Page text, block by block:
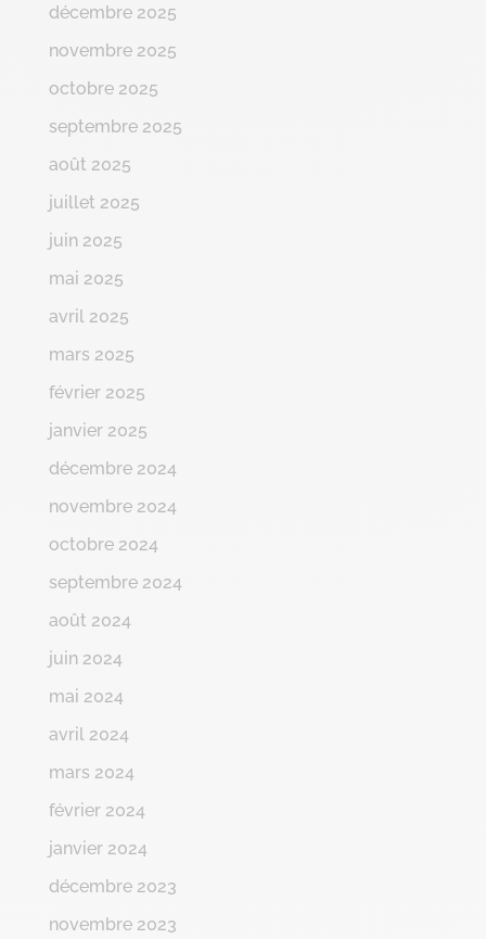
décembre 2025
novembre 2025
octobre 2025
septembre 2025
août 2025
juillet 2025
juin 2025
mai 2025
avril 2025
mars 2025
février 2025
janvier 2025
décembre 2024
novembre 2024
octobre 2024
septembre 2024
août 2024
juin 2024
mai 2024
avril 2024
mars 2024
février 2024
janvier 2024
décembre 2023
novembre 2023